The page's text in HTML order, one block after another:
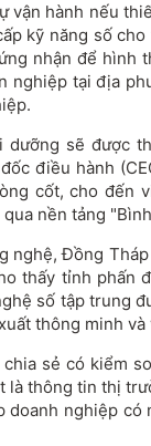
vận hành nếu
kỹ năng số
nhận để
nghiệp tại địa
dưỡng sẽ được
điều hành
cốt, cho đến
nền tảng
nghệ, Đồng
thấy tỉnh phấn
số tập trung
thông minh
sẻ có kiểm
là thông tin thị
doanh nghiệp